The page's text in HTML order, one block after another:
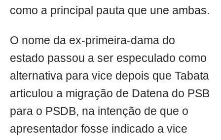
como a principal pauta que une ambas.
O nome da ex-primeira-dama do
estado passou a ser especulado como
alternativa para vice depois que Tabata
articulou a migração de Datena do PSB
para o PSDB, na intenção de que o
apresentador fosse indicado a vice